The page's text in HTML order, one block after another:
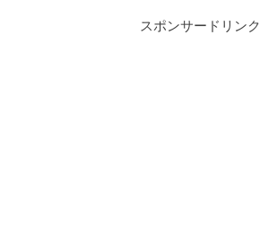
スポンサードリンク